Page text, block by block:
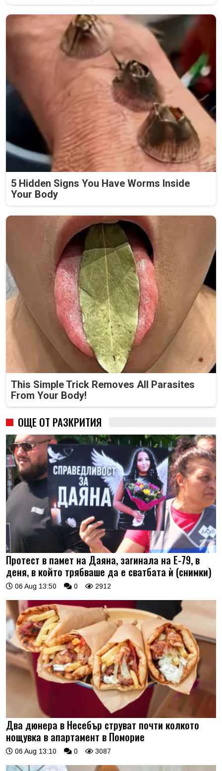
5 Hidden Signs You Have Worms Inside
Your Body
This Simple Trick Removes All Parasites
From Your Body!
ОЩЕ ОТ РАЗКРИТИЯ
Протест в памет на Даяна, загинала на Е-79, в
деня, в който трябваше да е сватбата ѝ (снимки)
06 Aug 13:50 0 2912
Два дюнера в Несебър струват почти колкото
нощувка в апартамент в Поморие
06 Aug 13:10 0 3087